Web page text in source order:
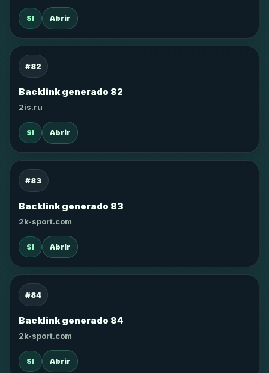
SI Abrir
#82
Backlink generado 82
2is.ru
SI Abrir
#83
Backlink generado 83
2k-sport.com
SI Abrir
#84
Backlink generado 84
2k-sport.com
SI Abrir